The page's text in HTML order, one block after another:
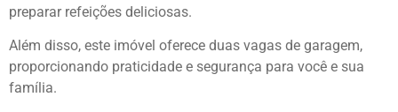
preparar refeições deliciosas.
Além disso, este imóvel oferece duas vagas de garagem,
proporcionando praticidade e segurança para você e sua
família.